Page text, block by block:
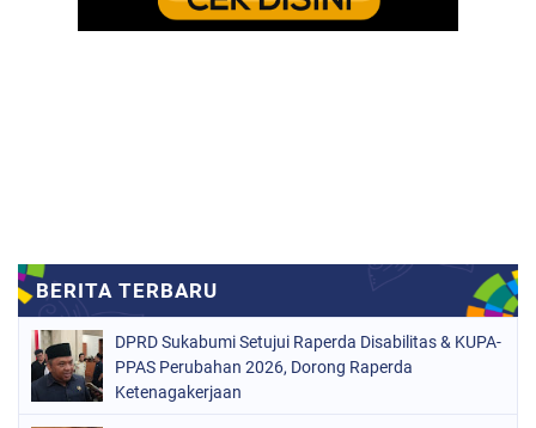
DPRD Sukabumi Setujui Raperda Disabilitas & KUPA-
PPAS Perubahan 2026, Dorong Raperda
Ketenagakerjaan